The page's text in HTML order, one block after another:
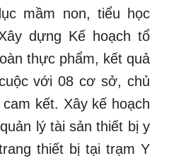
mầm non, tiểu học
dựng Kế hoạch tổ
thực phẩm, kết quả
với 08 cơ sở, chủ
kết. Xây kế hoạch
lý tài sản thiết bị y
thiết bị tại trạm Y